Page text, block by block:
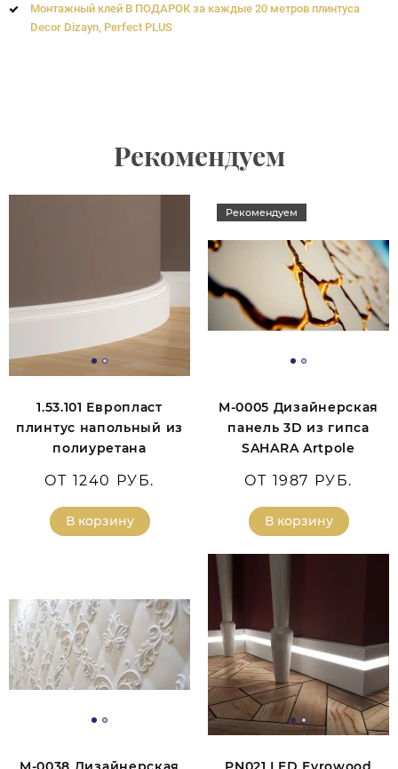
Монтажный клей В ПОДАРОК за каждые 20 метров плинтуса
Decor Dizayn, Perfect PLUS
Рекомендуем
1.53.101 Европласт
плинтус напольный из
полиуретана
ОТ 1240 РУБ.
В корзину
Рекомендуем
M-0005 Дизайнерская
панель 3D из гипса
SAHARA Artpole
ОТ 1987 РУБ.
В корзину